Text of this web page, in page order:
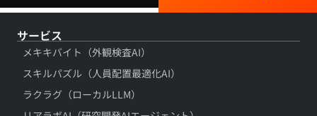
サービス
メキキバイト（外観検査AI）
スキルパズル（人員配置最適化AI）
ラクラグ（ローカルLLM）